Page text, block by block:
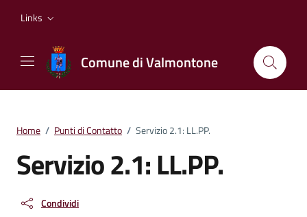
Links
Comune di Valmontone
Home / Punti di Contatto / Servizio 2.1: LL.PP.
Servizio 2.1: LL.PP.
Condividi